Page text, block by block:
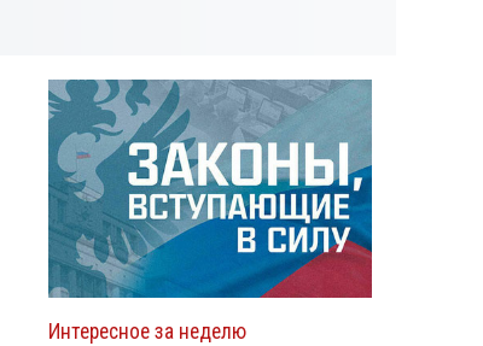
Интересное за неделю